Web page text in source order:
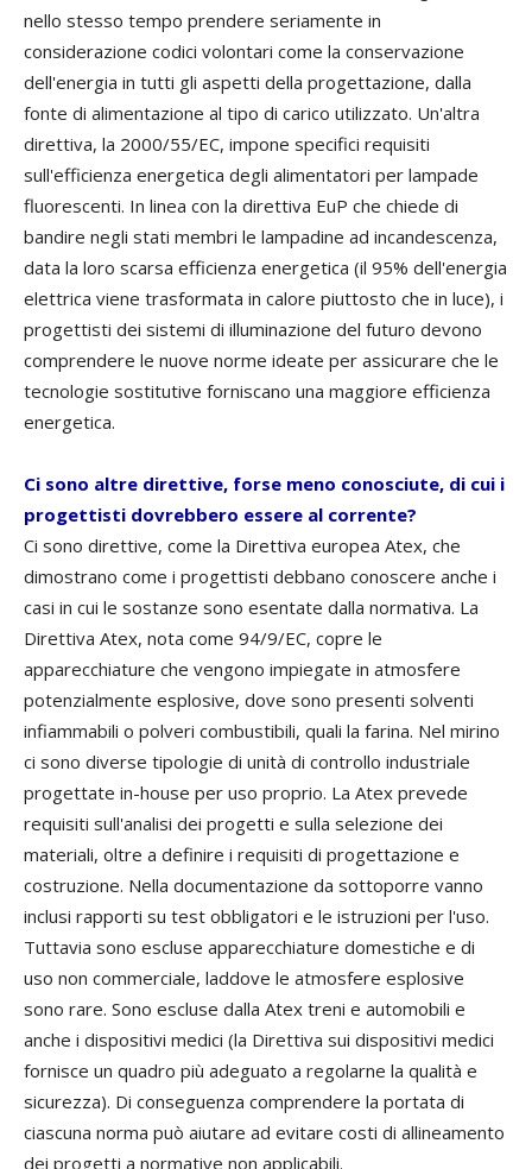
nello stesso tempo prendere seriamente in
considerazione codici volontari come la conservazione
dell'energia in tutti gli aspetti della progettazione, dalla
fonte di alimentazione al tipo di carico utilizzato. Un'altra
direttiva, la 2000/55/EC, impone specifici requisiti
sull'efficienza energetica degli alimentatori per lampade
fluorescenti. In linea con la direttiva EuP che chiede di
bandire negli stati membri le lampadine ad incandescenza,
data la loro scarsa efficienza energetica (il 95% dell'energia
elettrica viene trasformata in calore piuttosto che in luce), i
progettisti dei sistemi di illuminazione del futuro devono
comprendere le nuove norme ideate per assicurare che le
tecnologie sostitutive forniscano una maggiore efficienza
energetica.
Ci sono altre direttive, forse meno conosciute, di cui i
progettisti dovrebbero essere al corrente?
Ci sono direttive, come la Direttiva europea Atex, che
dimostrano come i progettisti debbano conoscere anche i
casi in cui le sostanze sono esentate dalla normativa. La
Direttiva Atex, nota come 94/9/EC, copre le
apparecchiature che vengono impiegate in atmosfere
potenzialmente esplosive, dove sono presenti solventi
infiammabili o polveri combustibili, quali la farina. Nel mirino
ci sono diverse tipologie di unità di controllo industriale
progettate in-house per uso proprio. La Atex prevede
requisiti sull'analisi dei progetti e sulla selezione dei
materiali, oltre a definire i requisiti di progettazione e
costruzione. Nella documentazione da sottoporre vanno
inclusi rapporti su test obbligatori e le istruzioni per l'uso.
Tuttavia sono escluse apparecchiature domestiche e di
uso non commerciale, laddove le atmosfere esplosive
sono rare. Sono escluse dalla Atex treni e automobili e
anche i dispositivi medici (la Direttiva sui dispositivi medici
fornisce un quadro più adeguato a regolarne la qualità e
sicurezza). Di conseguenza comprendere la portata di
ciascuna norma può aiutare ad evitare costi di allineamento
dei progetti a normative non applicabili.